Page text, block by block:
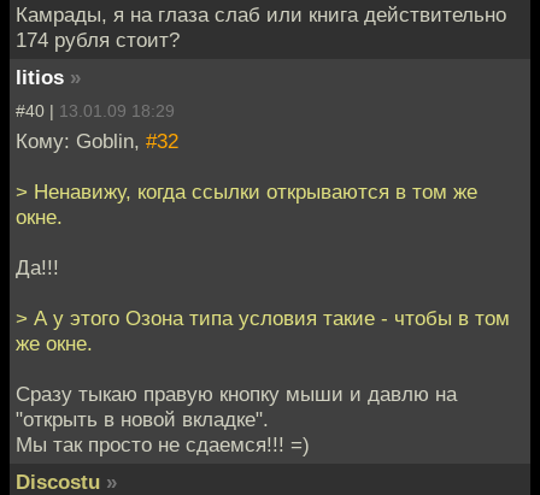
Камрады, я на глаза слаб или книга действительно
174 рубля стоит?
litios »
#40 | 13.01.09 18:29
Кому: Goblin, #32
> Ненавижу, когда ссылки открываются в том же
окне.
Да!!!
> А у этого Озона типа условия такие - чтобы в том
же окне.
Сразу тыкаю правую кнопку мыши и давлю на
"открыть в новой вкладке".
Мы так просто не сдаемся!!! =)
Discostu »